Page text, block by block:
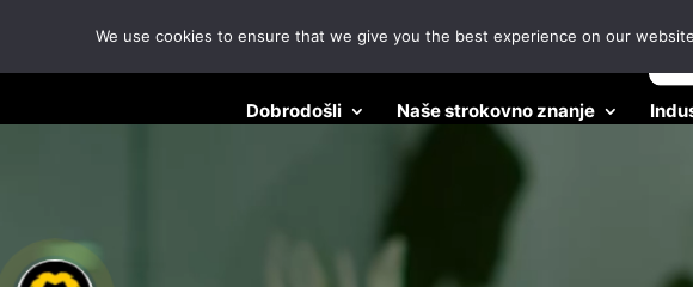
Dobrodošli Naše strokovno znanje
Predvajalnik
We use cookies to ensure that we give you the best experience on our